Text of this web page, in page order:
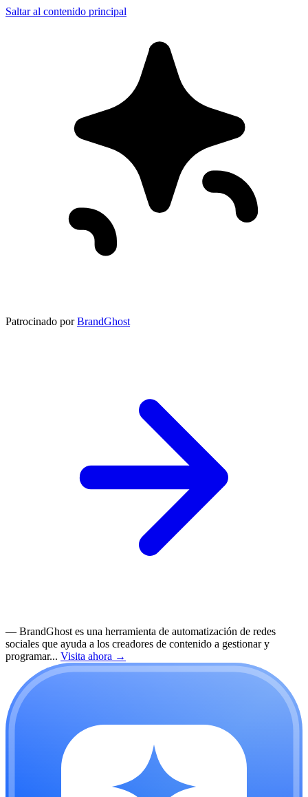
Saltar al contenido principal
Patrocinado por BrandGhost
— BrandGhost es una herramienta de automatización de redes
sociales que ayuda a los creadores de contenido a gestionar y
programar... Visita ahora →